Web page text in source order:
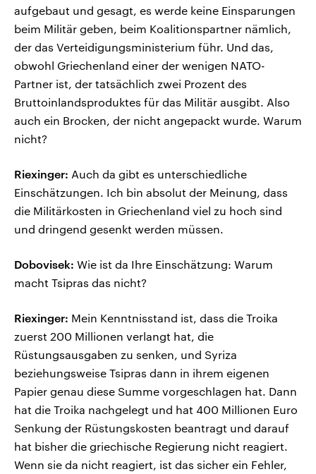
aufgebaut und gesagt, es werde keine Einsparungen
beim Militär geben, beim Koalitionspartner nämlich,
der das Verteidigungsministerium führ. Und das,
obwohl Griechenland einer der wenigen NATO-
Partner ist, der tatsächlich zwei Prozent des
Bruttoinlandsproduktes für das Militär ausgibt. Also
auch ein Brocken, der nicht angepackt wurde. Warum
nicht?
Riexinger: Auch da gibt es unterschiedliche
Einschätzungen. Ich bin absolut der Meinung, dass
die Militärkosten in Griechenland viel zu hoch sind
und dringend gesenkt werden müssen.
Dobovisek: Wie ist da Ihre Einschätzung: Warum
macht Tsipras das nicht?
Riexinger: Mein Kenntnisstand ist, dass die Troika
zuerst 200 Millionen verlangt hat, die
Rüstungsausgaben zu senken, und Syriza
beziehungsweise Tsipras dann in ihrem eigenen
Papier genau diese Summe vorgeschlagen hat. Dann
hat die Troika nachgelegt und hat 400 Millionen Euro
Senkung der Rüstungskosten beantragt und darauf
hat bisher die griechische Regierung nicht reagiert.
Wenn sie da nicht reagiert, ist das sicher ein Fehler,